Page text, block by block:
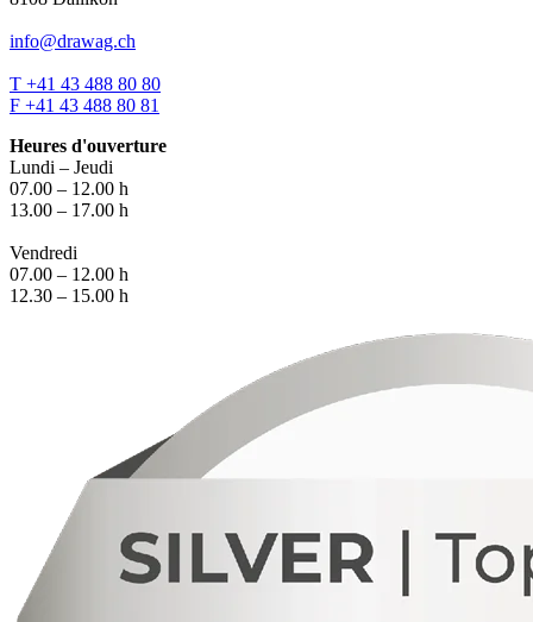
info@drawag.ch
T +41 43 488 80 80
F +41 43 488 80 81
Heures d'ouverture
Lundi – Jeudi
07.00 – 12.00 h
13.00 – 17.00 h
Vendredi
07.00 – 12.00 h
12.30 – 15.00 h